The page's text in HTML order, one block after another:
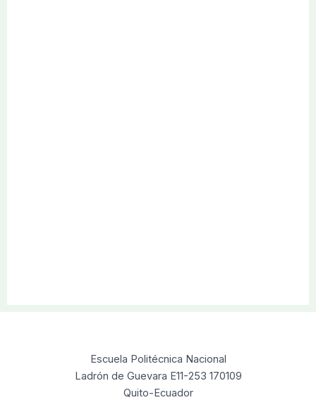
Escuela Politécnica Nacional
Ladrón de Guevara E11-253 170109
Quito-Ecuador